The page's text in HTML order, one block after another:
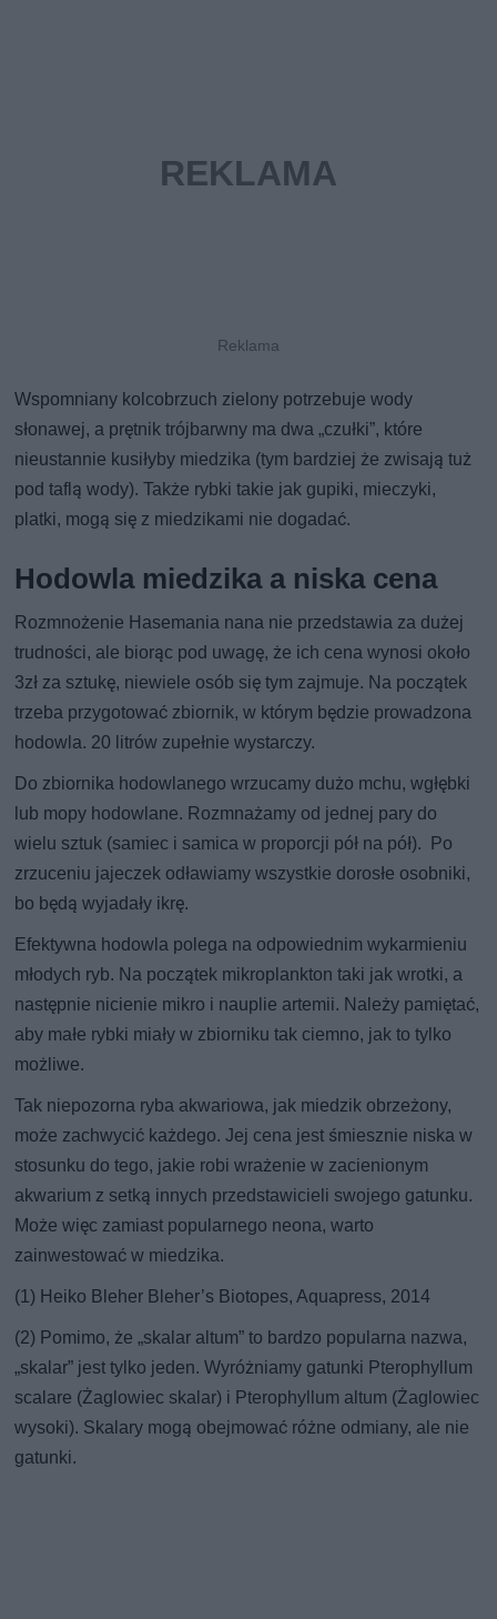
Wspomniany kolcobrzuch zielony potrzebuje wody
słonawej, a prętnik trójbarwny ma dwa „czułki”, które
nieustannie kusiłyby miedzika (tym bardziej że zwisają tuż
pod taflą wody). Także rybki takie jak gupiki, mieczyki,
platki, mogą się z miedzikami nie dogadać.
Hodowla miedzika a niska cena
Rozmnożenie Hasemania nana nie przedstawia za dużej
trudności, ale biorąc pod uwagę, że ich cena wynosi około
3zł za sztukę, niewiele osób się tym zajmuje. Na początek
trzeba przygotować zbiornik, w którym będzie prowadzona
hodowla. 20 litrów zupełnie wystarczy.
Do zbiornika hodowlanego wrzucamy dużo mchu, wgłębki
lub mopy hodowlane. Rozmnażamy od jednej pary do
wielu sztuk (samiec i samica w proporcji pół na pół). Po
zrzuceniu jajeczek odławiamy wszystkie dorosłe osobniki,
bo będą wyjadały ikrę.
Efektywna hodowla polega na odpowiednim wykarmieniu
młodych ryb. Na początek mikroplankton taki jak wrotki, a
następnie nicienie mikro i nauplie artemii. Należy pamiętać,
aby małe rybki miały w zbiorniku tak ciemno, jak to tylko
możliwe.
Tak niepozorna ryba akwariowa, jak miedzik obrzeżony,
może zachwycić każdego. Jej cena jest śmiesznie niska w
stosunku do tego, jakie robi wrażenie w zacienionym
akwarium z setką innych przedstawicieli swojego gatunku.
Może więc zamiast popularnego neona, warto
zainwestować w miedzika.
(1) Heiko Bleher Bleher’s Biotopes, Aquapress, 2014
(2) Pomimo, że „skalar altum” to bardzo popularna nazwa,
„skalar” jest tylko jeden. Wyróżniamy gatunki Pterophyllum
scalare (Żaglowiec skalar) i Pterophyllum altum (Żaglowiec
wysoki). Skalary mogą obejmować różne odmiany, ale nie
gatunki.